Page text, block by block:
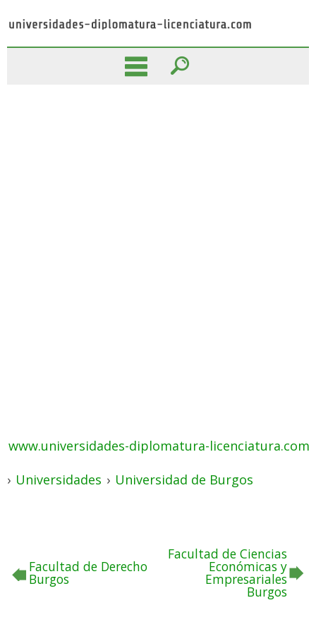
www.universidades-diplomatura-licenciatura.com
› Universidades › Universidad de Burgos
Facultad de Derecho
Burgos
Facultad de Ciencias
Económicas y
Empresariales
Burgos